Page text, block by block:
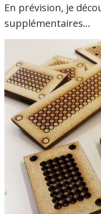
En prévision, je
supplémentaires…